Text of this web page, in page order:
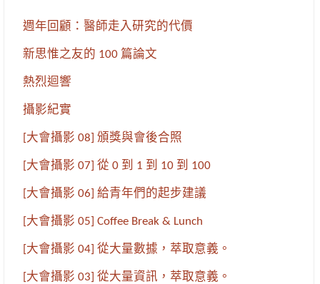
週年回顧：醫師走入研究的代價
新思惟之友的 100 篇論文
熱烈迴響
攝影紀實
[大會攝影 08] 頒獎與會後合照
[大會攝影 07] 從 0 到 1 到 10 到 100
[大會攝影 06] 給青年們的起步建議
[大會攝影 05] Coffee Break & Lunch
[大會攝影 04] 從大量數據，萃取意義。
[大會攝影 03] 從大量資訊，萃取意義。